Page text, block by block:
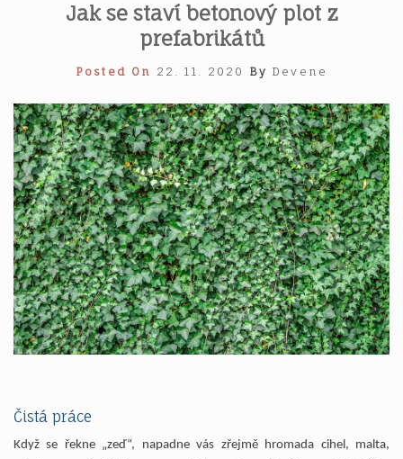
Jak se staví betonový plot z
prefabrikátů
Posted On 22. 11. 2020 By Devene
Čistá práce
Když se řekne „zeď“, napadne vás zřejmě hromada cihel, malta,